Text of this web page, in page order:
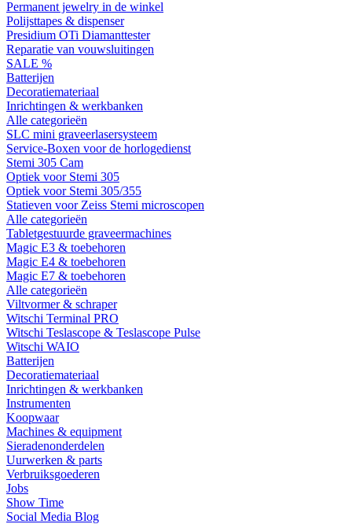
Permanent jewelry in de winkel
Polijsttapes & dispenser
Presidium OTi Diamanttester
Reparatie van vouwsluitingen
SALE %
Batterijen
Decoratiemateriaal
Inrichtingen & werkbanken
Alle categorieën
SLC mini graveerlasersysteem
Service-Boxen voor de horlogedienst
Stemi 305 Cam
Optiek voor Stemi 305
Optiek voor Stemi 305/355
Statieven voor Zeiss Stemi microscopen
Alle categorieën
Tabletgestuurde graveermachines
Magic E3 & toebehoren
Magic E4 & toebehoren
Magic E7 & toebehoren
Alle categorieën
Viltvormer & schraper
Witschi Terminal PRO
Witschi Teslascope & Teslascope Pulse
Witschi WAIO
Batterijen
Decoratiemateriaal
Inrichtingen & werkbanken
Instrumenten
Koopwaar
Machines & equipment
Sieradenonderdelen
Uurwerken & parts
Verbruiksgoederen
Jobs
Show Time
Social Media Blog